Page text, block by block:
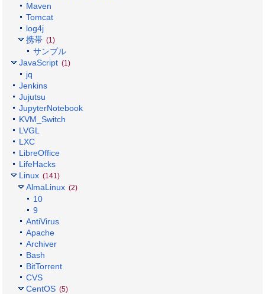
Maven
Tomcat
log4j
携帯 (1)
サンプル
JavaScript (1)
jq
Jenkins
Jujutsu
JupyterNotebook
KVM_Switch
LVGL
LXC
LibreOffice
LifeHacks
Linux (141)
AlmaLinux (2)
10
9
AntiVirus
Apache
Archiver
Bash
BitTorrent
CVS
CentOS (5)